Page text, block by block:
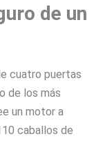
de un
cuatro puertas
de los más
un motor a
caballos de